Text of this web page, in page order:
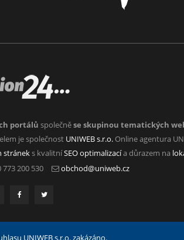
portálů společněse skupinou tematických
je společnost UNIWEB s.r.o. Online agentura
stráneks kvalitníSEO optimalizacía důrazem na
773 200 530 obchod@uniweb.cz
UNIWEB s.r.o. zakázáno.